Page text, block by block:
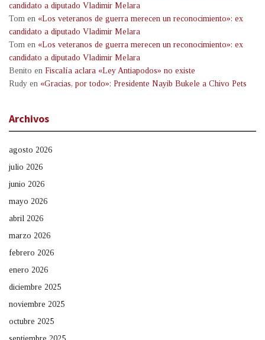
candidato a diputado Vladimir Melara
Tom en «Los veteranos de guerra merecen un reconocimiento»: ex
candidato a diputado Vladimir Melara
Tom en «Los veteranos de guerra merecen un reconocimiento»: ex
candidato a diputado Vladimir Melara
Benito en Fiscalía aclara «Ley Antiapodos» no existe
Rudy en «Gracias, por todo»: Presidente Nayib Bukele a Chivo Pets
Archivos
agosto 2026
julio 2026
junio 2026
mayo 2026
abril 2026
marzo 2026
febrero 2026
enero 2026
diciembre 2025
noviembre 2025
octubre 2025